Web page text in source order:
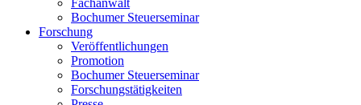
Bochumer Steuerseminar
Forschung
Veröffentlichungen
Promotion
Bochumer Steuerseminar
Forschungstätigkeiten